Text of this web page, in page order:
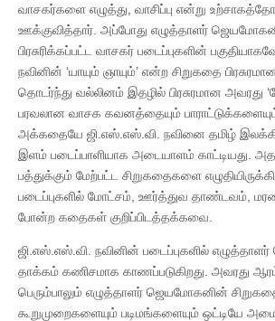
வாசகர்களை எழுத்து, வாசிப்பு என்று
ஊக்குவித்தார். அப்போது எழுத்தாளர்
பிரசுரிக்கப்பட்ட வாசகர் படைப்புகளின்
நவினின் ‘யாயும் ஞாயும்’ என்ற சிறுகதை
தொடர்ந்து வல்லினம் இதழில் பிரசுரமான அவரது
பரவலான வாசக கவனத்தையும் பாராட்டுக்களையும்
அக்கதையே ஜி.எஸ்.எஸ்.வி. நவினை தமிழ்
இளம் படைப்பாளியாக அடையாளம் காட்டியது.
பத்துக்கும் மேற்பட்ட சிறுகதைகளை
படைப்புகளில் மோட்சம், ஊர்த்துவ தாண்டவம்,
போன்ற கதைகள் குறிப்பிடத்தக்கவை.
ஜி.எஸ்.எஸ்.வி. நவினின் படைப்புகளில்
தாக்கம் கணிசமாக காணப்படுகிறது. அவரது
பெரும்பாலும் எழுத்தாளர் ஜெயமோகனின்
கூறுமுறைகளையும் படிமங்களையும் ஒட்டியே